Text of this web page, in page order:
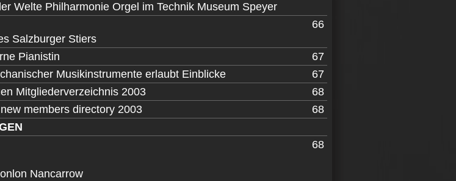
Welte Philharmonie Orgel im Technik Museum Speyer
Salzburger Stiers
66
Pianistin
67
Musikinstrumente erlaubt Einblicke
67
Mitgliederverzeichnis 2003
68
members directory 2003
68
Nancarrow
68